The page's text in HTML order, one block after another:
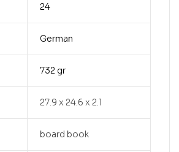
24
German
732 gr
27.9 x 24.6 x 2.1
board book